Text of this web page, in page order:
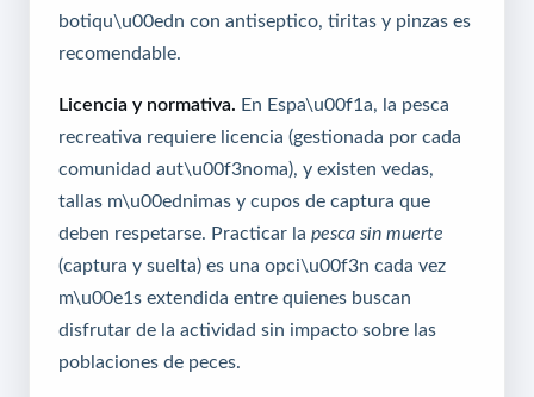
botiqu\u00edn con antiseptico, tiritas y pinzas es
recomendable.
Licencia y normativa. En Espa\u00f1a, la pesca
recreativa requiere licencia (gestionada por cada
comunidad aut\u00f3noma), y existen vedas,
tallas m\u00ednimas y cupos de captura que
deben respetarse. Practicar la pesca sin muerte
(captura y suelta) es una opci\u00f3n cada vez
m\u00e1s extendida entre quienes buscan
disfrutar de la actividad sin impacto sobre las
poblaciones de peces.